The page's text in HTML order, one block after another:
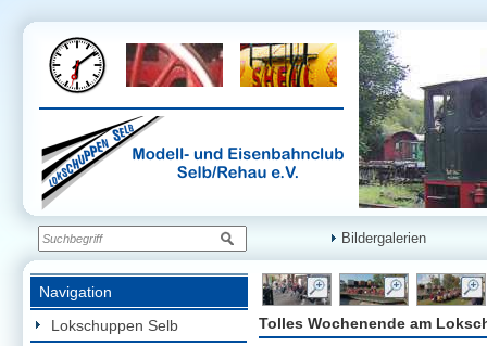
Bildergalerien
Navigation
Lokschuppen Selb
Tolles Wochenende am